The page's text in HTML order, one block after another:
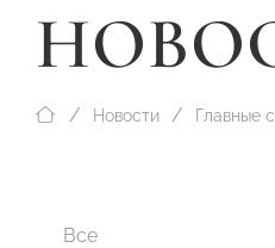
Новости Главные
Все